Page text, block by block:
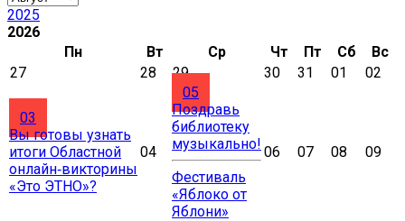
2025
2026
Пн
Вт Ср Чт Пт Сб
Вс
27
28 29 30 31 01 02
03
Вы готовы узнать
итоги Областной
онлайн‑викторины
«Это ЭТНО»?
04
05
Поздравь
библиотеку
музыкально!
Фестиваль
«Яблоко от
Яблони»
06 07 08 09